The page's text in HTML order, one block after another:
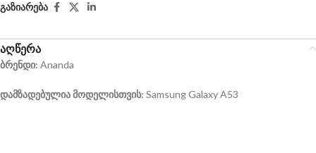
გაზიარება
აღწერა
ბრენდი: Ananda
დამზადებულია მოდელისთვის: Samsung Galaxy A53